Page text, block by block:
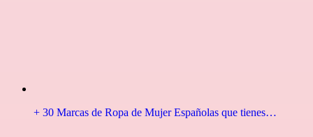
+ 30 Marcas de Ropa de Mujer Españolas que tienes…